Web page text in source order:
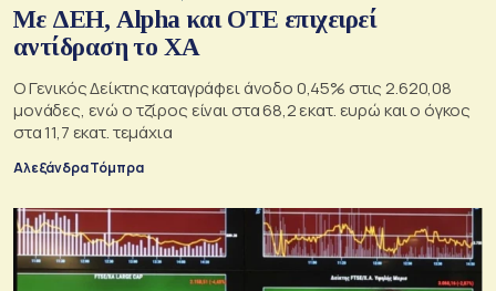
Με ΔΕΗ, Alpha και ΟΤΕ επιχειρεί
αντίδραση το ΧΑ
Ο Γενικός Δείκτης καταγράφει άνοδο 0,45% στις 2.620,08
μονάδες, ενώ ο τζίρος είναι στα 68,2 εκατ. ευρώ και ο όγκος
στα 11,7 εκατ. τεμάχια
Αλεξάνδρα Τόμπρα